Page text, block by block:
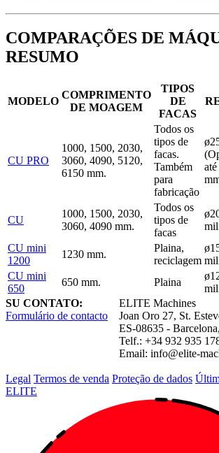
COMPARAÇÕES DE
RESUMO
MODELO
COMPRIMENTO
DE MOAGEM
TIPOS
DE
FACAS
CU PRO
1000, 1500, 2030,
3060, 4090, 5120,
6150 mm.
Todos os
tipos de
facas.
Também
para
fabricação
CU
1000, 1500, 2030,
3060, 4090 mm.
Todos os
tipos de
facas
CU mini
1200
1230 mm.
Plaina,
reciclagem
CU mini
650
650 mm. Plaina
SU CONTATO:
Formulário de contacto
ELITE Machines
Joan Oro 27, St.
ES-08635 -
Telf.: +34 932 935
Email: info@elite-
Legal Termos de venda Proteção de dados
ELITE